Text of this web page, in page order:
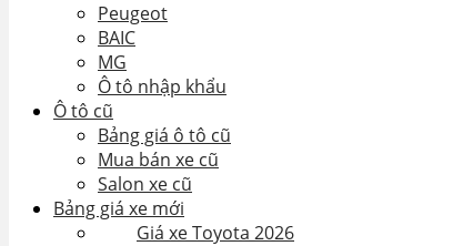
Peugeot
BAIC
MG
Ô tô nhập khẩu
Ô tô cũ
Bảng giá ô tô cũ
Mua bán xe cũ
Salon xe cũ
Bảng giá xe mới
Giá xe Toyota 2026